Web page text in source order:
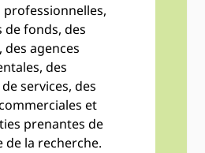
professionnelles,
de fonds, des
agences
des
services, des
et
prenantes de
de la recherche.